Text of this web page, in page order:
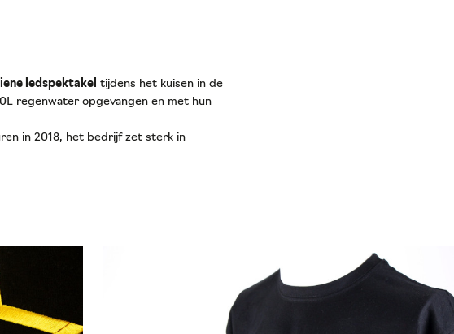
ledspektakel tijdens het kuisen in de
regenwater opgevangen en met hun
in 2018, het bedrijf zet sterk in